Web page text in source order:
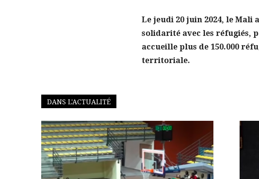
Le jeudi 20 juin 2024, le Mali
solidarité avec les réfugiés,
accueille plus de 150.000
territoriale.
DANS L'ACTUALITÉ